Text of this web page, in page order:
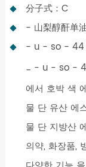
分子式：C
- 山梨醇酐单
- u - so -
- - u - so -
에서 호박 색
물 단 유산 에
물 단 지방산
의약, 화장품,